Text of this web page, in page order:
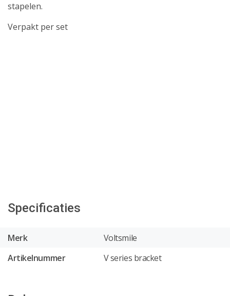
stapelen.
Verpakt per set
Specificaties
Merk
Voltsmile
Artikelnummer
V series bracket